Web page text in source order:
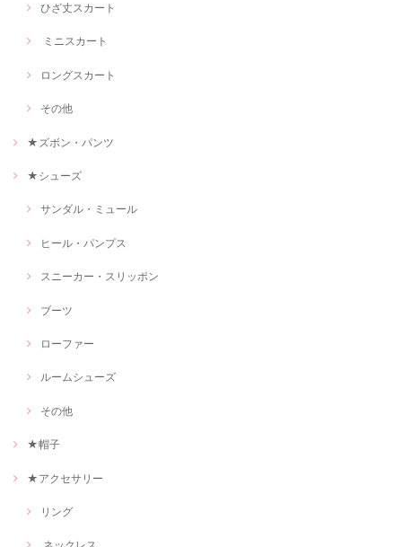
ひざ丈スカート
ミニスカート
ロングスカート
その他
★ズボン・パンツ
★シューズ
サンダル・ミュール
ヒール・パンプス
スニーカー・スリッポン
ブーツ
ローファー
ルームシューズ
その他
★帽子
★アクセサリー
リング